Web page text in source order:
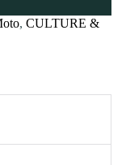
, CULTURE &